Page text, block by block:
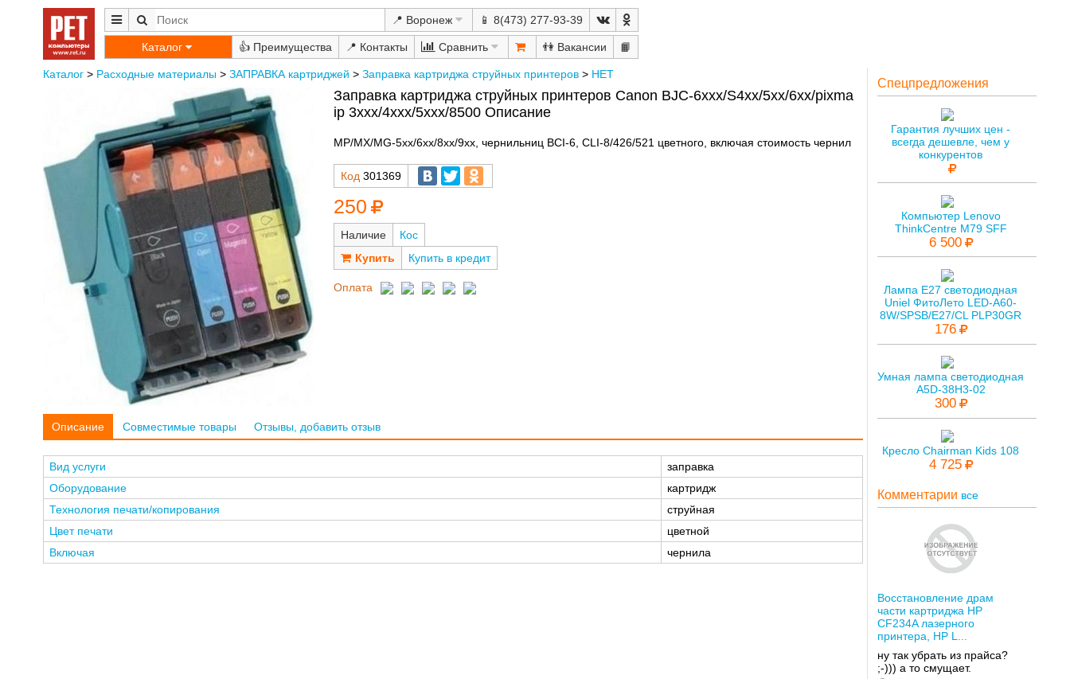
📍 Воронеж 📱 8(473) 277-93-39
Каталог 👍 📍 Сравнить 👫 📙
Каталог> Расходные материалы> ЗАПРАВКА картриджей > Заправка картриджа струйных принтеров> НЕТ
Заправка картриджа струйных принтеров Canon BJC-6xxx/S4xx/5xx/6xx/pixma
ip 3xxx/4xxx/5xxx/8500 Описание
MP/MX/MG-5xx/6xx/8xx/9xx, чернильниц BCI-6, CLI-8/426/521 цветного, включая стоимость чернил
Код 301369
250
Наличие
Кос
Купить в кредит
Оплата
Описание Совместимые товары Отзывы, добавить отзыв
Вид услуги
заправка
Оборудование
картридж
Технология печати/копирования
струйная
Цвет печати
цветной
Включая
чернила
Спецпредложения
Гарантия лучших цен -
всегда дешевле, чем у
конкурентов
Компьютер Lenovo
ThinkCentre M79 SFF
6 500
Лампа E27 светодиодная
Uniel ФитоЛето LED-A60-
8W/SPSB/E27/CL PLP30GR
176
Умная лампа светодиодная
A5D-38H3-02
300
Кресло Chairman Kids 108
4 725
Комментарии все
Восстановление драм
части картриджа HP
CF234A лазерного
принтера, HP L...
ну так убрать из прайса?
;-))) а то смущает.